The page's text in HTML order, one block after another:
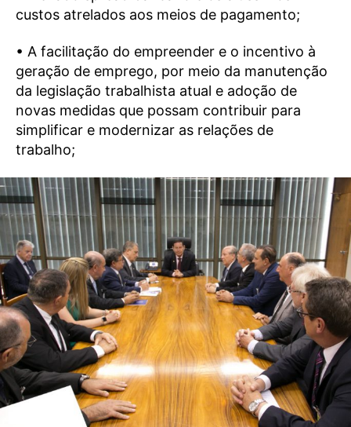
custos atrelados aos meios de pagamento;
• A facilitação do empreender e o incentivo à
geração de emprego, por meio da manutenção
da legislação trabalhista atual e adoção de
novas medidas que possam contribuir para
simplificar e modernizar as relações de
trabalho;